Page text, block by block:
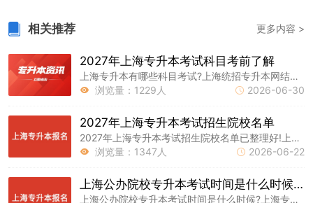
相关推荐 更多内容 >
2027年上海专升本考试科目考前了解
上海专升本有哪些科目考试?上海统招专升本网结合上海市最新统招专升本考试政策，全面梳理考试科目体系，为考生考前备考提供清晰指引。
 浏览量：1229人  2026-06-30
2027年上海专升本考试招生院校名单
2027年上海专升本考试招生院校名单已整理好!上海专升本报名网结合上海最新招生政策，详细梳理问题解答，帮助考生顺利完成报考。
 浏览量：1347人  2026-06-22
上海公办院校专升本考试时间是什么时候？
上海公办院校专升本考试时间是什么时候?上海专升本报名网结合上海最新招生政策，详细梳理问题解答，帮助考生顺利完成报考。